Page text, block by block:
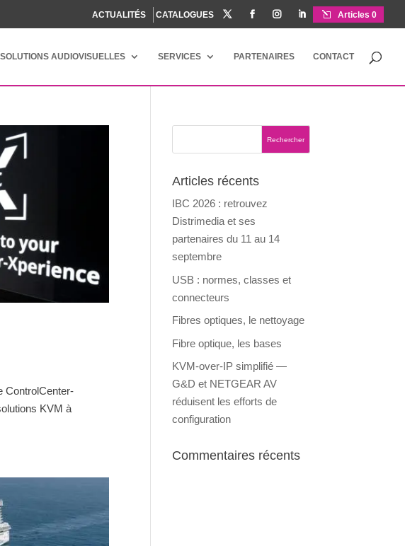
ACTUALITÉS CATALOGUES     Articles 0
SOLUTIONS AUDIOVISUELLES SERVICES PARTENAIRES CONTACT
ControlCenter-
KVM à
Articles récents
IBC 2026 : retrouvez
Distrimedia et ses
partenaires du 11 au 14
septembre
USB : normes, classes et
connecteurs
Fibres optiques, le nettoyage
Fibre optique, les bases
KVM-over-IP simplifié —
G&D et NETGEAR AV
réduisent les efforts de
configuration
Commentaires récents